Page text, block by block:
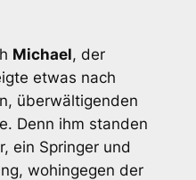
Michael, der
etwas nach
überwältigenden
Denn ihm standen
ein Springer und
wohingegen der